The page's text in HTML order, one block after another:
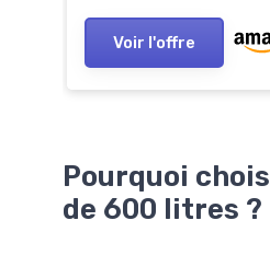
Voir l'offre
Pourquoi
de 600 litres ?